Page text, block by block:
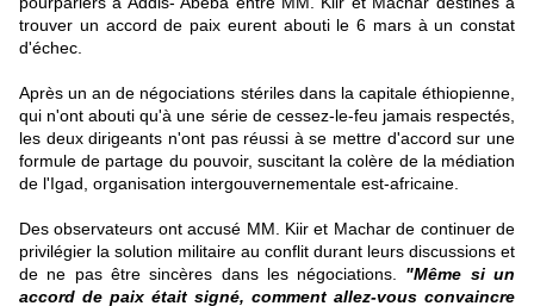
trouver un accord de paix eurent abouti le 6 mars à un constat
d'échec.
Après un an de négociations stériles dans la capitale éthiopienne,
qui n'ont abouti qu'à une série de cessez-le-feu jamais respectés,
les deux dirigeants n'ont pas réussi à se mettre d'accord sur une
formule de partage du pouvoir, suscitant la colère de la médiation
de l'Igad, organisation intergouvernementale est-africaine.
Des observateurs ont accusé MM. Kiir et Machar de continuer de
privilégier la solution militaire au conflit durant leurs discussions et
de ne pas être sincères dans les négociations. "Même si un
accord de paix était signé, comment allez-vous convaincre